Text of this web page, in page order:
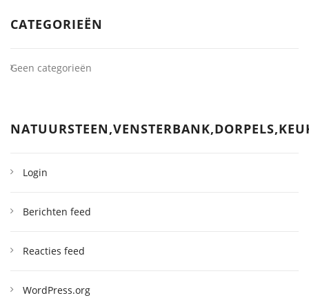
CATEGORIEËN
Geen categorieën
Login
Berichten feed
Reacties feed
WordPress.org